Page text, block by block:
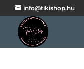
info@tikishop.hu